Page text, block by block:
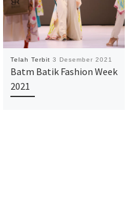
Telah Terbit 3 Desember 2021
Batm Batik Fashion Week
2021